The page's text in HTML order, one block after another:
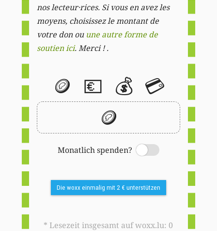
nos lecteur·rices. Si vous en avez les
moyens, choisissez le montant de
votre don ou une autre forme de
soutien ici. Merci ! .
🪙 💶 💰 💳
🪙
Monatlich spenden?
Switch
Die woxx einmalig mit 2 € unterstützen
* Lesezeit insgesamt auf woxx.lu: 0